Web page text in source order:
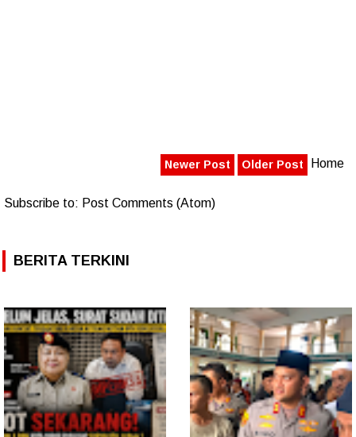
Newer Post Older Post Home
Subscribe to: Post Comments (Atom)
BERITA TERKINI